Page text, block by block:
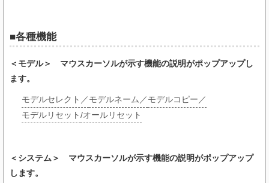
■各種機能
＜モデル＞ マウスカーソルが示す機能の説明がポップアップし
ます。
モデルセレクト ／モデルネーム ／モデルコピー ／
モデルリセット/オールリセット
＜システム＞ マウスカーソルが示す機能の説明がポップアップ
します。